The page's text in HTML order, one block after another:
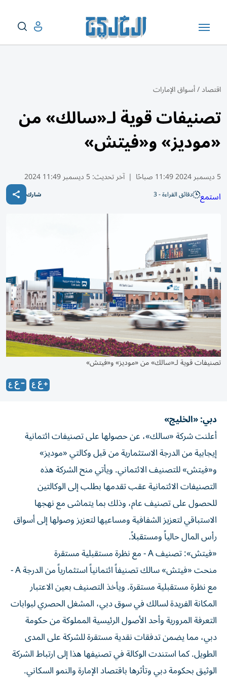
اقتصاد/أسواق الإمارات
تصنيفات قوية لـ«سالك» من
«موديز» و«فيتش»
5 ديسمبر 2024 11:49 صباحًا | آخر تحديث:5 ديسمبر 11:49 2024
استمع دقائق القراءة - 3 شارك
تصنيفات قوية لـ«سالك» من «موديز» و«فيتش»
دبي: «الخليج»
أعلنت شركة «سالك»، عن حصولها على تصنيفات ائتمانية
إيجابية من الدرجة الاستثمارية من قبل وكالتي «موديز»
و«فيتش» للتصنيف الائتماني. ويأتي منح الشركة هذه
التصنيفات الائتمانية عقب تقدمها بطلب إلى الوكالتين
للحصول على تصنيف عام، وذلك بما يتماشى مع نهجها
الاستباقي لتعزيز الشفافية ومساعيها لتعزيز وصولها إلى أسواق
رأس المال حالياً ومستقبلاً.
«فيتش»: تصنيف A - مع نظرة مستقبلية مستقرة
منحت «فيتش» سالك تصنيفاً ائتمانياً استثمارياً من الدرجة A -
مع نظرة مستقبلية مستقرة. ويأخذ التصنيف بعين الاعتبار
المكانة الفريدة لسالك في سوق دبي، المشغل الحصري لبوابات
التعرفة المرورية وأحد الأصول الرئيسية المملوكة من حكومة
دبي، مما يضمن تدفقات نقدية مستقرة للشركة على المدى
الطويل. كما استندت الوكالة في تصنيفها هذا إلى ارتباط الشركة
الوثيق بحكومة دبي وتأثرها باقتصاد الإمارة والنمو السكاني.